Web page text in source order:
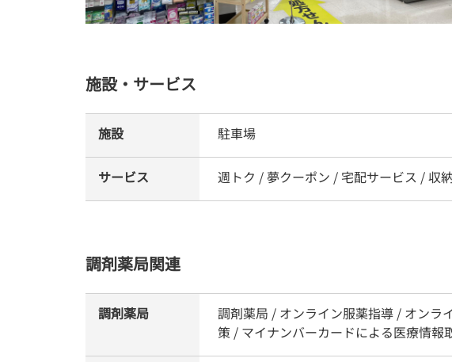
施設・サービス
施設 駐車場
サービス 週トク / 夢クーポン / 宅配サービス / 収
調剤薬局関連
調剤薬局
調剤薬局 / オンライン服薬指導 / オンラ
策 / マイナンバーカードによる医療情報